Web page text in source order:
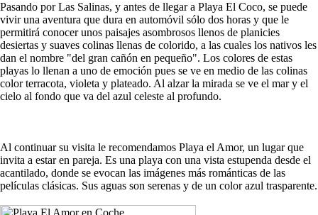
Pasando por Las Salinas, y antes de llegar a Playa El Coco, se puede
vivir una aventura que dura en automóvil sólo dos horas y que le
permitirá conocer unos paisajes asombrosos llenos de planicies
desiertas y suaves colinas llenas de colorido, a las cuales los nativos les
dan el nombre "del gran cañón en pequeño". Los colores de estas
playas lo llenan a uno de emoción pues se ve en medio de las colinas
color terracota, violeta y plateado. Al alzar la mirada se ve el mar y el
cielo al fondo que va del azul celeste al profundo.
Al continuar su visita le recomendamos Playa el Amor, un lugar que
invita a estar en pareja. Es una playa con una vista estupenda desde el
acantilado, donde se evocan las imágenes más románticas de las
películas clásicas. Sus aguas son serenas y de un color azul trasparente.